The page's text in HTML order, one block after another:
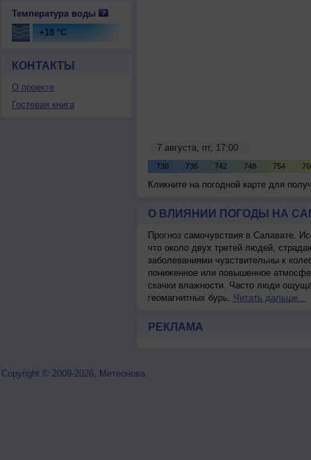
Температура воды
+18 °C
КОНТАКТЫ
О проекте
Гостевая книга
Кликните на погодной карте для
О ВЛИЯНИИ ПОГОДЫ НА
Прогноз самочувствия в Салавате.
что около двух третей людей,
заболеваниями чувствительны к
пониженное или повышенное
скачки влажности. Часто люди
геомагнитных бурь. Читать дальше...
РЕКЛАМА
Copyright © 2009-2026, Метеонова